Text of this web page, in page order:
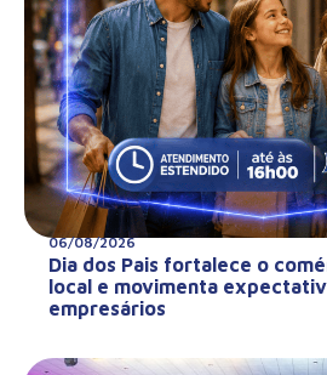
06/08/2026
Dia dos Pais fortalece o
local e movimenta
empresários